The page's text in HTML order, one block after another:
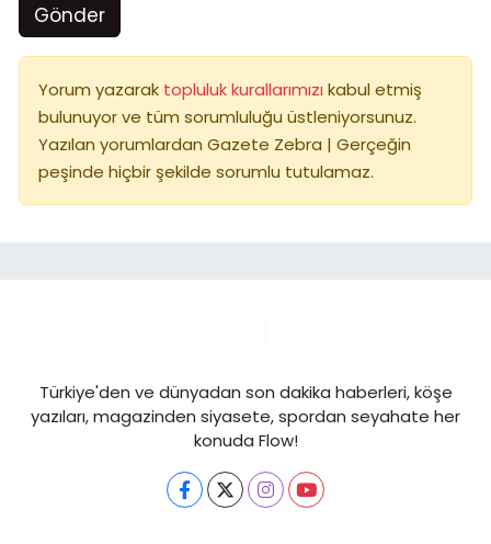
Gönder
Yorum yazarak topluluk kurallarımızı kabul etmiş
bulunuyor ve tüm sorumluluğu üstleniyorsunuz.
Yazılan yorumlardan Gazete Zebra | Gerçeğin
peşinde hiçbir şekilde sorumlu tutulamaz.
Türkiye'den ve dünyadan son dakika haberleri, köşe
yazıları, magazinden siyasete, spordan seyahate her
konuda Flow!